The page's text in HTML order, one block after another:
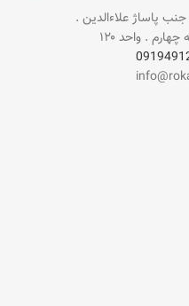
پاساژ علاءالدین .
. واحد ۱۲۰